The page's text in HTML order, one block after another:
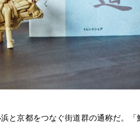
と京都をつなぐ街道群の通称だ。